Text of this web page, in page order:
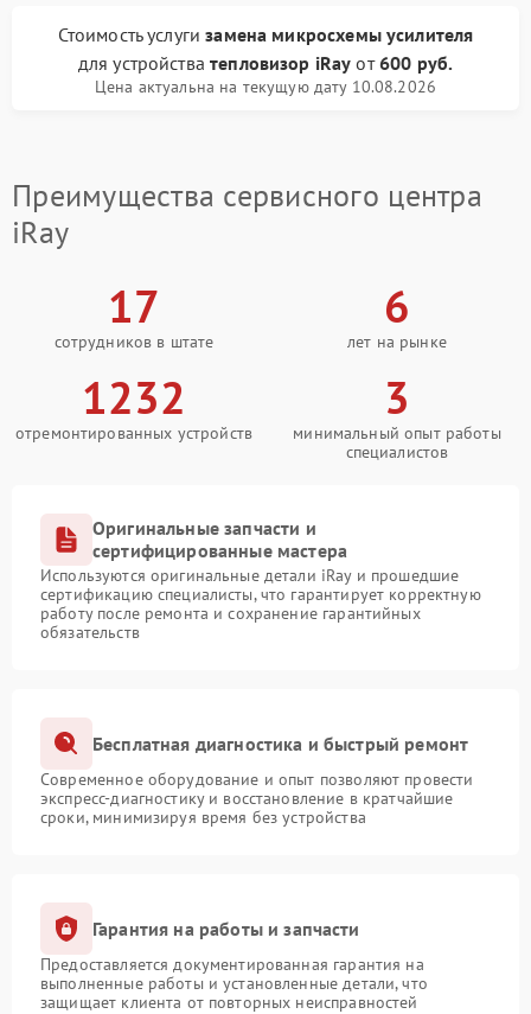
Стоимость услугизамена микросхемы усилителя
для устройстватепловизор iRay от600 руб.
Цена актуальна на текущую дату 10.08.2026
Преимущества сервисного центра
iRay
17
сотрудников в штате
6
лет на рынке
1232
отремонтированных устройств
3
минимальный опыт работы
специалистов
Оригинальные запчасти и
сертифицированные мастера
Используются оригинальные детали iRay и прошедшие
сертификацию специалисты, что гарантирует корректную
работу после ремонта и сохранение гарантийных
обязательств
Бесплатная диагностика и быстрый ремонт
Современное оборудование и опыт позволяют провести
экспресс-диагностику и восстановление в кратчайшие
сроки, минимизируя время без устройства
Гарантия на работы и запчасти
Предоставляется документированная гарантия на
выполненные работы и установленные детали, что
защищает клиента от повторных неисправностей